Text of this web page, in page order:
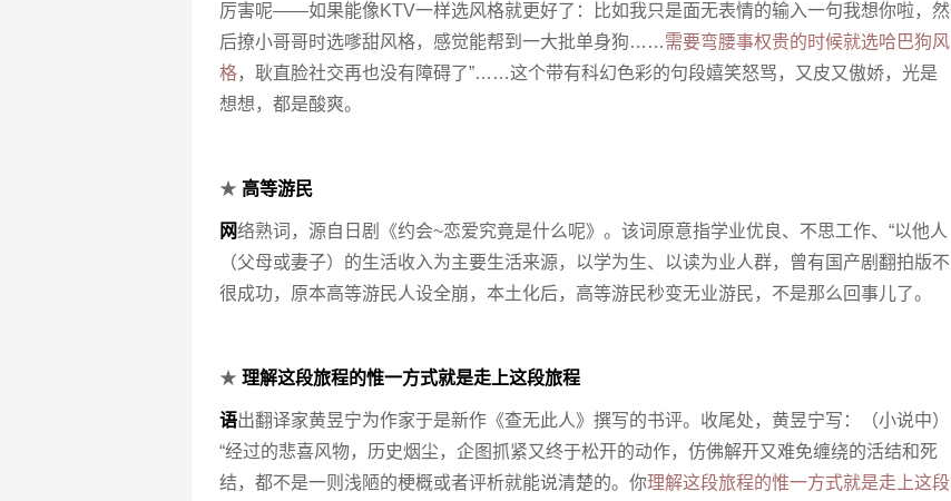
厉害呢——如果能像KTV一样选风格就更好了：比如我只是面无表情的输入一句我想你啦，然
后撩小哥哥时选嗲甜风格，感觉能帮到一大批单身狗……需要弯腰事权贵的时候就选哈巴狗风
格，耿直脸社交再也没有障碍了”……这个带有科幻色彩的句段嬉笑怒骂，又皮又傲娇，光是
想想，都是酸爽。
★ 高等游民
网络熟词，源自日剧《约会~恋爱究竟是什么呢》。该词原意指学业优良、不思工作、“以他人
（父母或妻子）的生活收入为主要生活来源，以学为生、以读为业人群，曾有国产剧翻拍版不
很成功，原本高等游民人设全崩，本土化后，高等游民秒变无业游民，不是那么回事儿了。
★ 理解这段旅程的惟一方式就是走上这段旅程
语出翻译家黄昱宁为作家于是新作《查无此人》撰写的书评。收尾处，黄昱宁写：（小说中）
“经过的悲喜风物，历史烟尘，企图抓紧又终于松开的动作，仿佛解开又难免缠绕的活结和死
结，都不是一则浅陋的梗概或者评析就能说清楚的。你理解这段旅程的惟一方式就是走上这段